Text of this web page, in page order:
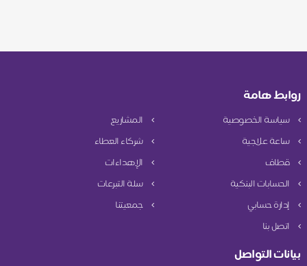
روابط هامة
سياسة الخصوصية
المشاريع
ساعة علاجية
شركاء العطاء
قطاف
الإهداءات
الحسابات البنكية
سلة التبرعات
إدارة حسابي
جمعيتنا
اتصل بنا
بيانات التواصل